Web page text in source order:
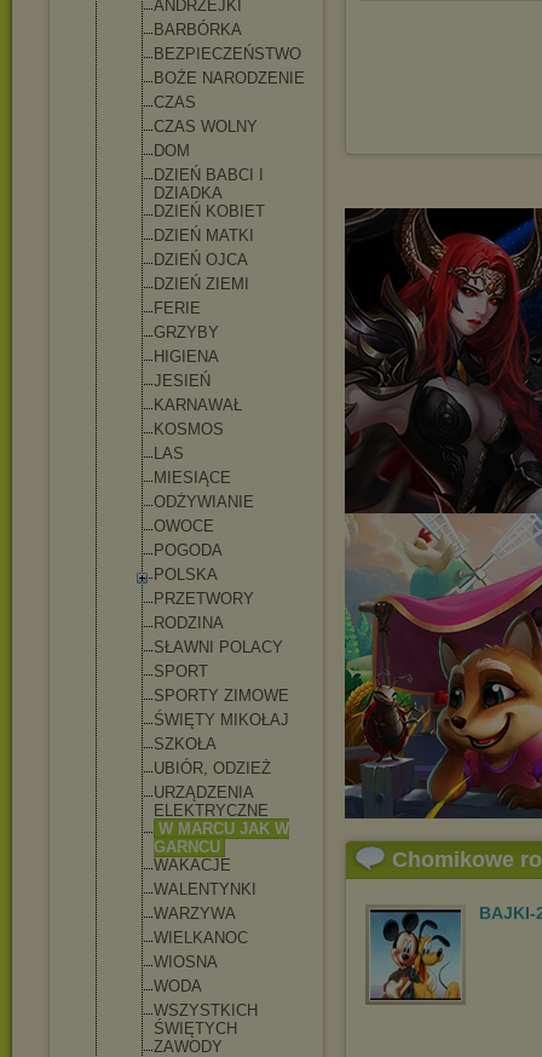
ANDRZEJKI
BARBÓRKA
BEZPIECZEŃSTWO
BOŻE NARODZENIE
CZAS
CZAS WOLNY
DOM
DZIEŃ BABCI I
DZIADKA
DZIEŃ KOBIET
DZIEŃ MATKI
DZIEŃ OJCA
DZIEŃ ZIEMI
FERIE
GRZYBY
HIGIENA
JESIEŃ
KARNAWAŁ
KOSMOS
LAS
MIESIĄCE
ODŻYWIANIE
OWOCE
POGODA
POLSKA
PRZETWORY
RODZINA
SŁAWNI POLACY
SPORT
SPORTY ZIMOWE
ŚWIĘTY MIKOŁAJ
SZKOŁA
UBIÓR, ODZIEŻ
URZĄDZENIA
ELEKTRYCZNE
W MARCU JAK W
GARNCU
WAKACJE
WALENTYNKI
WARZYWA
WIELKANOC
WIOSNA
WODA
WSZYSTKICH
ŚWIĘTYCH
ZAWODY
Chomikowe
BAJKI-